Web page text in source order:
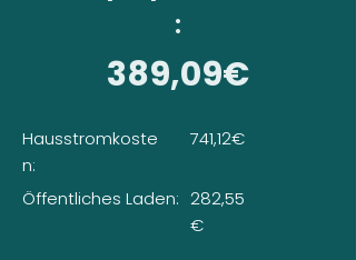
:
389,09€
Hausstromkoste
n:
Öffentliches Laden:
741,12€
282,55
€